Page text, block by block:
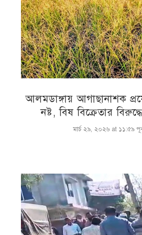
আলমডাঙ্গায় আগাছানাশক
নষ্ট, বিষ বিক্রেতার
মার্চ ২৯, ২০২৬ at ১১:৫৯